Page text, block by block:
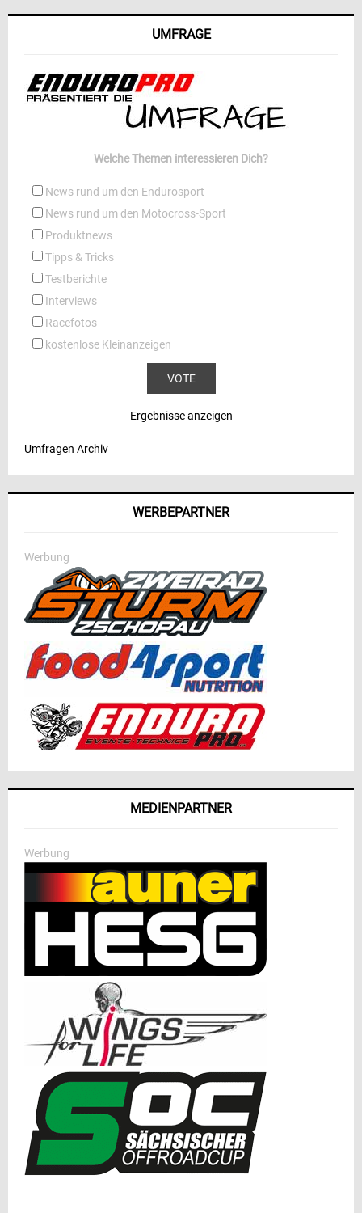
UMFRAGE
Welche Themen interessieren Dich?
News rund um den Endurosport
News rund um den Motocross-Sport
Produktnews
Tipps & Tricks
Testberichte
Interviews
Racefotos
kostenlose Kleinanzeigen
Ergebnisse anzeigen
Umfragen Archiv
WERBEPARTNER
Werbung
MEDIENPARTNER
Werbung